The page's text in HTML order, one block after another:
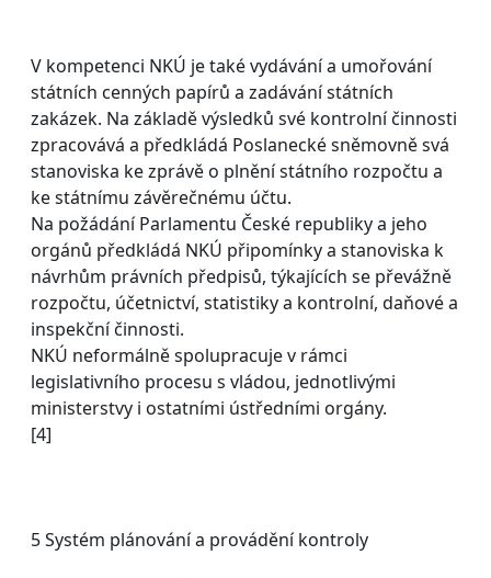
V kompetenci NKÚ je také vydávání a umořování
státních cenných papírů a zadávání státních
zakázek. Na základě výsledků své kontrolní činnosti
zpracovává a předkládá Poslanecké sněmovně svá
stanoviska ke zprávě o plnění státního rozpočtu a
ke státnímu závěrečnému účtu.
Na požádání Parlamentu České republiky a jeho
orgánů předkládá NKÚ připomínky a stanoviska k
návrhům právních předpisů, týkajících se převážně
rozpočtu, účetnictví, statistiky a kontrolní, daňové a
inspekční činnosti.
NKÚ neformálně spolupracuje v rámci
legislativního procesu s vládou, jednotlivými
ministerstvy i ostatními ústředními orgány.
[4]
5 Systém plánování a provádění kontroly